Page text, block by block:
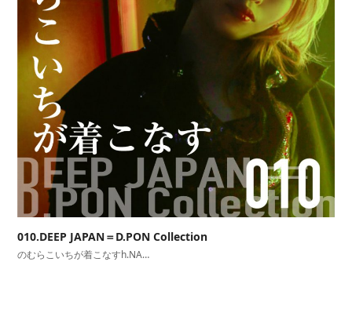
010.DEEP JAPAN＝D.PON Collection
のむらこいちが着こなすh.NA…